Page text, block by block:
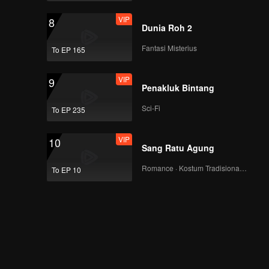
8
To EP 165
VIP
Dunia Roh 2
Fantasi Misterius
9
To EP 235
VIP
Penakluk Bintang
Sci-Fi
10
To EP 10
VIP
Sang Ratu Agung